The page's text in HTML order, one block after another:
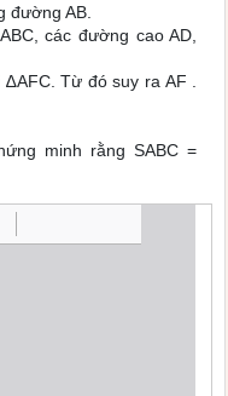
đường AB.
các đường cao AD,
Từ đó suy ra AF .
minh rằng SABC =